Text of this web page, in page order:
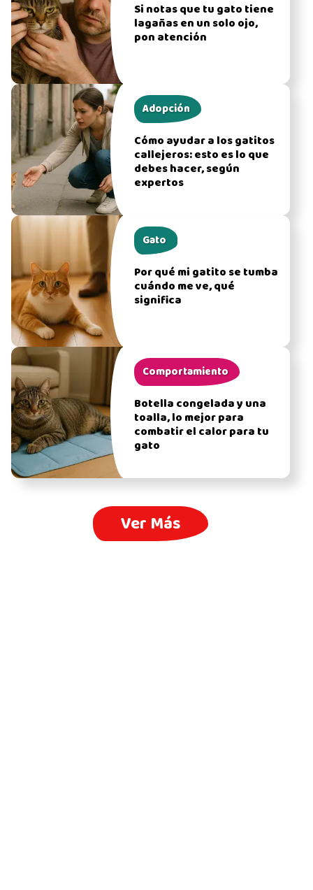
Si notas que tu gato tiene
lagañas en un solo ojo,
pon atención
Adopción
Cómo ayudar a los gatitos
callejeros: esto es lo que
debes hacer, según
expertos
Gato
Por qué mi gatito se tumba
cuándo me ve, qué
significa
Comportamiento
Botella congelada y una
toalla, lo mejor para
combatir el calor para tu
gato
Ver Más